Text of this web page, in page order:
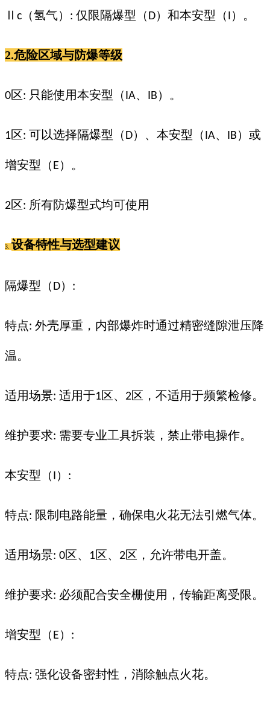
Ⅱ c （氢气） : 仅限隔爆型（ D）和本安型（ ）。
2.危险区域与防爆等级
0区: 只能使用本安型（ IA、 IB ）。
1区: 可以选择隔爆型（ D）、本安型（ IA、 IB ）或
增安型（ E ）。
2区: 所有防爆型式均可使用
3. 设备特性与选型建议
隔爆型（ D） :
特点: 外壳厚重，内部爆炸时通过精密缝隙泄压降
温。
适用场景: 适用于1区、 2区，不适用于频繁检修。
维护要求: 需要专业工具拆装，禁止带电操作。
本安型（ ） :
特点: 限制电路能量，确保电火花无法引燃气体。
适用场景: 0区、 1区、 2区，允许带电开盖。
维护要求: 必须配合安全栅使用，传输距离受限。
增安型（ E ） :
特点: 强化设备密封性，消除触点火花。